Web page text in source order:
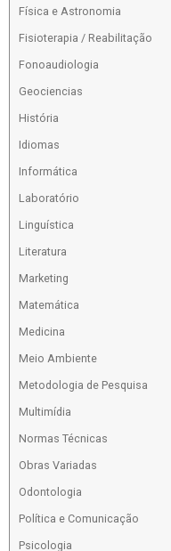
Física e Astronomia
Fisioterapia / Reabilitação
Fonoaudiologia
Geociencias
História
Idiomas
Informática
Laboratório
Linguística
Literatura
Marketing
Matemática
Medicina
Meio Ambiente
Metodologia de Pesquisa
Multimídia
Normas Técnicas
Obras Variadas
Odontologia
Política e Comunicação
Psicologia